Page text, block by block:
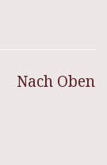
Nach Oben